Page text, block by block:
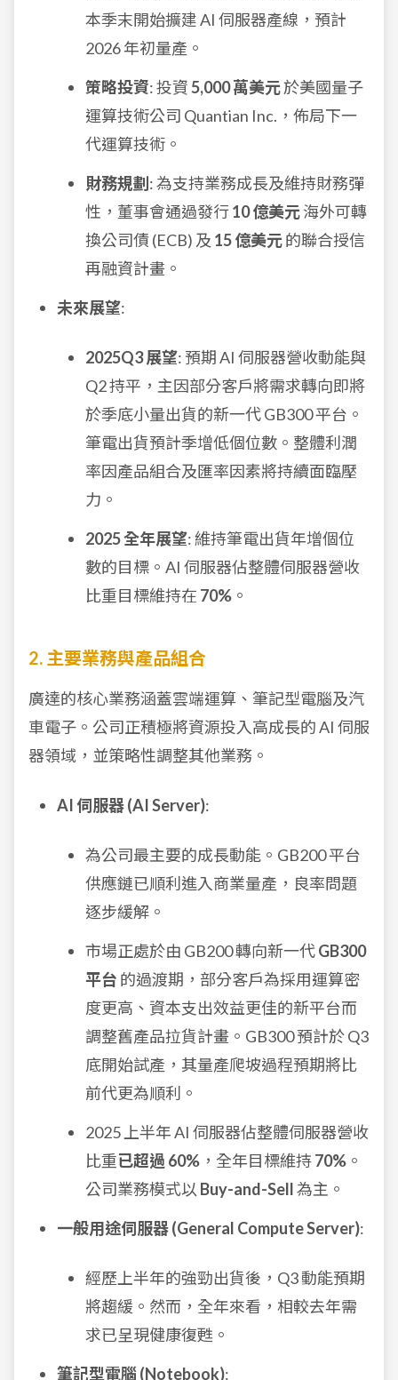
本季末開始擴建 AI 伺服器產線，預計
2026 年初量產。
策略投資: 投資5,000 萬美元於美國量子
運算技術公司 Quantian Inc.，佈局下一
代運算技術。
財務規劃: 為支持業務成長及維持財務彈
性，董事會通過發行10 億美元海外可轉
換公司債 (ECB) 及 15 億美元的聯合授信
再融資計畫。
未來展望:
2025Q3 展望: 預期 AI 伺服器營收動能與
Q2 持平，主因部分客戶將需求轉向即將
於季底小量出貨的新一代 GB300 平台。
筆電出貨預計季增低個位數。整體利潤
率因產品組合及匯率因素將持續面臨壓
力。
2025 全年展望: 維持筆電出貨年增個位
數的目標。AI 伺服器佔整體伺服器營收
比重目標維持在 70% 。
2. 主要業務與產品組合
廣達的核心業務涵蓋雲端運算、筆記型電腦及汽
車電子。公司正積極將資源投入高成長的 AI 伺服
器領域，並策略性調整其他業務。
AI 伺服器 (AI Server):
為公司最主要的成長動能。GB200 平台
供應鏈已順利進入商業量產，良率問題
逐步緩解。
市場正處於由 GB200 轉向新一代GB300
平台 的過渡期，部分客戶為採用運算密
度更高、資本支出效益更佳的新平台而
調整舊產品拉貨計畫。GB300 預計於 Q3
底開始試產，其量產爬坡過程預期將比
前代更為順利。
2025 上半年 AI 伺服器佔整體伺服器營收
比重已超過 60% ，全年目標維持70% 。
公司業務模式以 Buy-and-Sell為主。
一般用途伺服器 (General Compute Server):
經歷上半年的強勁出貨後，Q3 動能預期
將趨緩。然而，全年來看，相較去年需
求已呈現健康復甦。
筆記型電腦 (Notebook):